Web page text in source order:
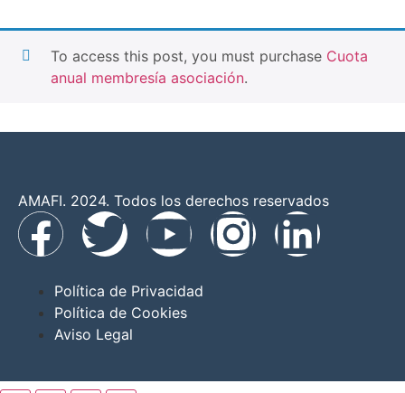
To access this post, you must purchase Cuota
anual membresía asociación.
AMAFI. 2024. Todos los derechos reservados
Política de Privacidad
Política de Cookies
Aviso Legal